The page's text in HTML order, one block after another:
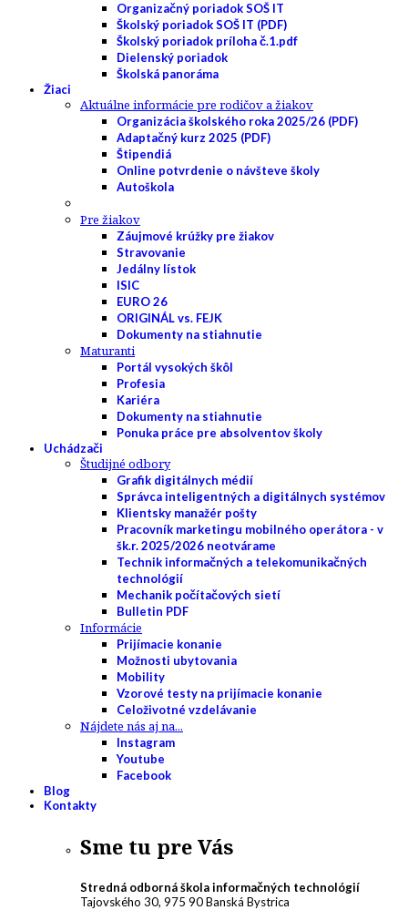
Organizačný poriadok SOŠ IT
Školský poriadok SOŠ IT (PDF)
Školský poriadok príloha č.1.pdf
Dielenský poriadok
Školská panoráma
Žiaci
Aktuálne informácie pre rodičov a žiakov
Organizácia školského roka 2025/26 (PDF)
Adaptačný kurz 2025 (PDF)
Štipendiá
Online potvrdenie o návšteve školy
Autoškola
Pre žiakov
Záujmové krúžky pre žiakov
Stravovanie
Jedálny lístok
ISIC
EURO 26
ORIGINÁL vs. FEJK
Dokumenty na stiahnutie
Maturanti
Portál vysokých škôl
Profesia
Kariéra
Dokumenty na stiahnutie
Ponuka práce pre absolventov školy
Uchádzači
Študijné odbory
Grafik digitálnych médií
Správca inteligentných a digitálnych systémov
Klientsky manažér pošty
Pracovník marketingu mobilného operátora - v
šk.r. 2025/2026 neotvárame
Technik informačných a telekomunikačných
technológií
Mechanik počítačových sietí
Bulletin PDF
Informácie
Prijímacie konanie
Možnosti ubytovania
Mobility
Vzorové testy na prijímacie konanie
Celoživotné vzdelávanie
Nájdete nás aj na...
Instagram
Youtube
Facebook
Blog
Kontakty
Sme tu pre Vás
Stredná odborná škola informačných technológií
Tajovského 30, 975 90 Banská Bystrica